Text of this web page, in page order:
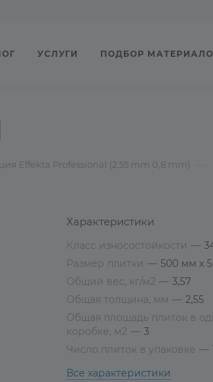
УСЛУГИ ПОДБОР
Effekta Professional (2,55 mm 0,8 mm)
Характеристики
Класс износостойкости —
Размер плитки — 500 мм х
Общий вес, кг/м2 — 3,57
Общая толщина, мм — 2,55
Общая площадь плиток в
коробке, м2 — 3
Число плиток в упаковке —
Все характеристики